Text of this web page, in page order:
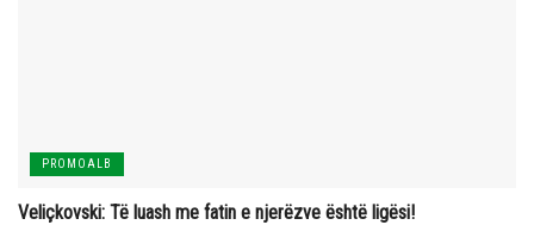
PROMOALB
Veliçkovski: Të luash me fatin e njerëzve është ligësi!